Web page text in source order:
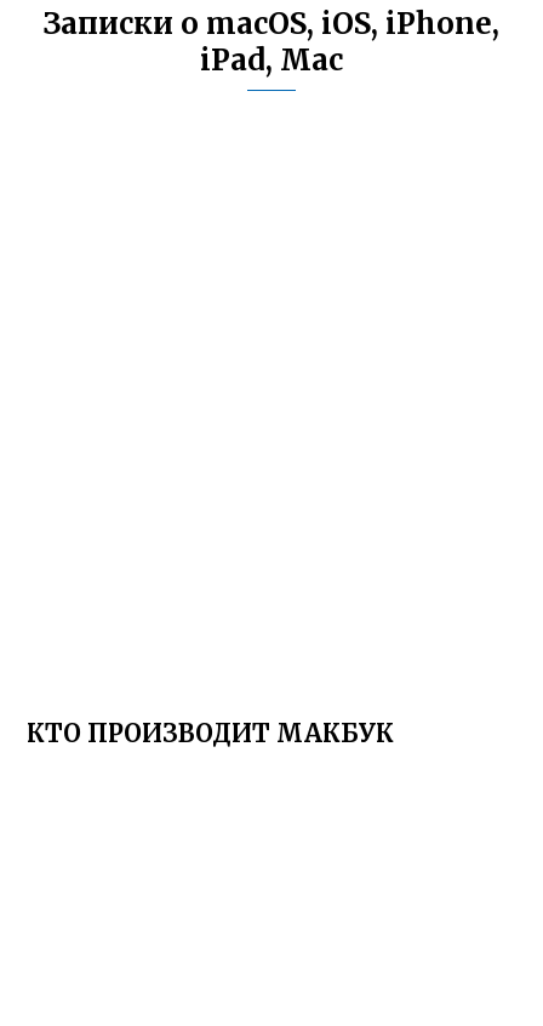
Записки о macOS, iOS, iPhone,
iPad, Mac
КТО ПРОИЗВОДИТ МАКБУК